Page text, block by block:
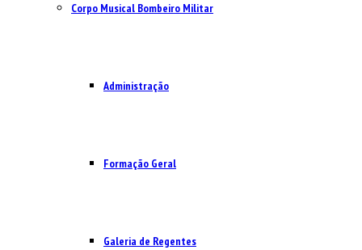
Corpo Musical Bombeiro Militar
Administração
Formação Geral
Galeria de Regentes